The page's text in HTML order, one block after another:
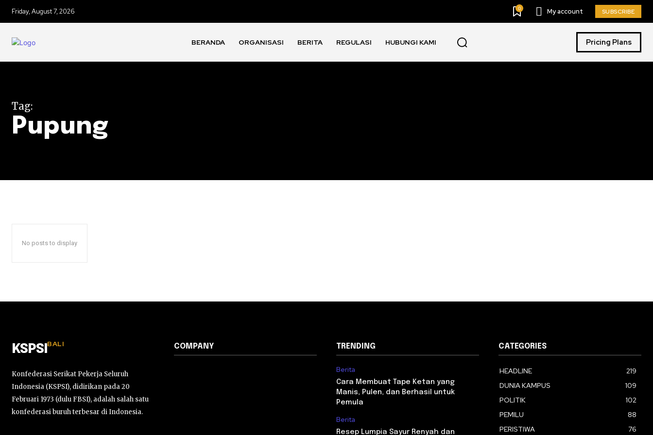
Friday, August 7, 2026 0 My account SUBSCRIBE
BERANDA ORGANISASI BERITA REGULASI HUBUNGI KAMI Pricing Plans
Tag:
Pupung
No posts to display
KSPSI BALI
Konfederasi Serikat Pekerja Seluruh
Indonesia (KSPSI), didirikan pada 20
Februari 1973 (dulu FBSI), adalah salah satu
konfederasi buruh terbesar di Indonesia.
COMPANY TRENDING
Berita
Cara Membuat Tape Ketan yang
Manis, Pulen, dan Berhasil untuk
Pemula
Berita
Resep Lumpia Sayur Renyah dan
CATEGORIES
HEADLINE
219
DUNIA KAMPUS
109
POLITIK
102
PEMILU
88
PERISTIWA
76